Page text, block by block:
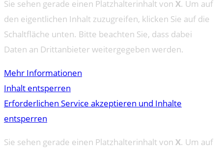
Sie sehen gerade einen Platzhalterinhalt von X. Um auf
den eigentlichen Inhalt zuzugreifen, klicken Sie auf die
Schaltfläche unten. Bitte beachten Sie, dass dabei
Daten an Drittanbieter weitergegeben werden.
Mehr Informationen
Inhalt entsperren
Erforderlichen Service akzeptieren und Inhalte
entsperren
Sie sehen gerade einen Platzhalterinhalt von X. Um auf